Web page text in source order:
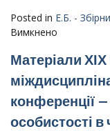
Posted in Е.Б. -
Вимкнено
круглого
–
взаємодія
Матеріали
конференції
особистості в